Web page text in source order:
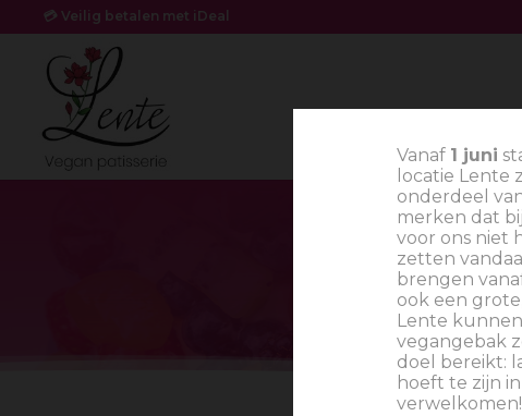
💳 Veilig betalen met iDeal
Vanaf 1 juni
locatie Lente
onderdeel
merken dat
voor ons niet
zetten
brengen
ook een
Lente
vegangebak
doel bereikt:
hoeft te zijn
verwelkomen!